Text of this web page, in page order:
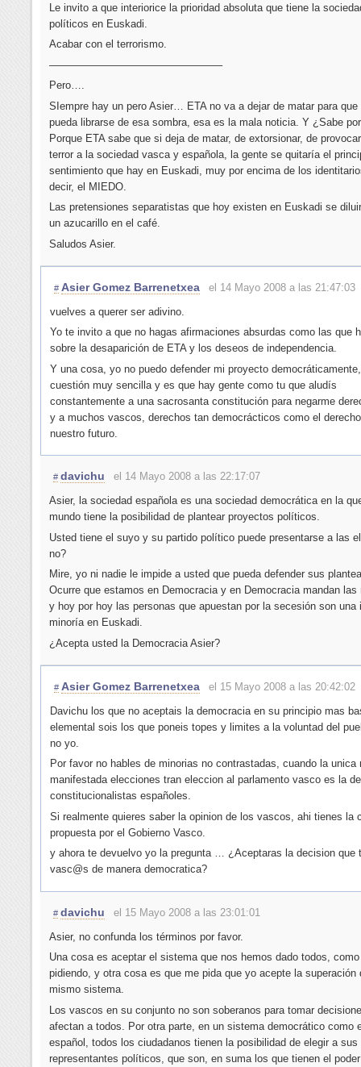
Le invito a que interiorice la prioridad absoluta que tiene la
políticos en Euskadi.
Acabar con el terrorismo.
————————————————–
Pero….
SIempre hay un pero Asier… ETA no va a dejar de matar para que
pueda librarse de esa sombra, esa es la mala noticia. Y ¿Sabe
Porque ETA sabe que si deja de matar, de extorsionar, de
terror a la sociedad vasca y española, la gente se quitaría el
sentimiento que hay en Euskadi, muy por encima de los
decir, el MIEDO.
Las pretensiones separatistas que hoy existen en Euskadi se
un azucarillo en el café.
Saludos Asier.
# Asier Gomez Barrenetxea
el 14 Mayo 2008 a las 21:47:03
vuelves a querer ser adivino.
Yo te invito a que no hagas afirmaciones absurdas como las que
sobre la desaparición de ETA y los deseos de independencia.
Y una cosa, yo no puedo defender mi proyecto
cuestión muy sencilla y es que hay gente como tu que aludís
constantemente a una sacrosanta constitución para negarme
y a muchos vascos, derechos tan democrácticos como el
nuestro futuro.
# davichu
el 14 Mayo 2008 a las 22:17:07
Asier, la sociedad española es una sociedad democrática en la
mundo tiene la posibilidad de plantear proyectos políticos.
Usted tiene el suyo y su partido político puede presentarse a las
no?
Mire, yo ni nadie le impide a usted que pueda defender sus
Ocurre que estamos en Democracia y en Democracia mandan
y hoy por hoy las personas que apuestan por la secesión son una
minoría en Euskadi.
¿Acepta usted la Democracia Asier?
# Asier Gomez Barrenetxea
el 15 Mayo 2008 a las 20:42:02
Davichu los que no aceptais la democracia en su principio mas
elemental sois los que poneis topes y limites a la voluntad del
no yo.
Por favor no hables de minorias no contrastadas, cuando la unica
manifestada elecciones tran eleccion al parlamento vasco es la
constitucionalistas españoles.
Si realmente quieres saber la opinion de los vascos, ahi tienes la
propuesta por el Gobierno Vasco.
y ahora te devuelvo yo la pregunta … ¿Aceptaras la decision que
vasc@s de manera democratica?
# davichu
el 15 Mayo 2008 a las 23:01:01
Asier, no confunda los términos por favor.
Una cosa es aceptar el sistema que nos hemos dado todos,
pidiendo, y otra cosa es que me pida que yo acepte la superación
mismo sistema.
Los vascos en su conjunto no son soberanos para tomar
afectan a todos. Por otra parte, en un sistema democrático como
español, todos los ciudadanos tienen la posibilidad de elegir a sus
representantes políticos, que son, en suma los que tienen el